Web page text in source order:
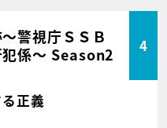
警視庁ＳＳＢ
犯係～ Season2
4
正義